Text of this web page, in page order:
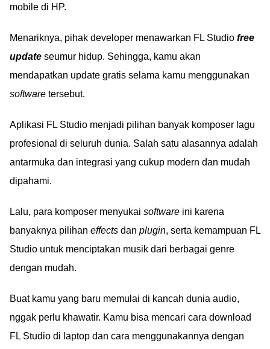
mobile di HP.
Menariknya, pihak developer menawarkan FL Studio free
update seumur hidup. Sehingga, kamu akan
mendapatkan update gratis selama kamu menggunakan
software tersebut.
Aplikasi FL Studio menjadi pilihan banyak komposer lagu
profesional di seluruh dunia. Salah satu alasannya adalah
antarmuka dan integrasi yang cukup modern dan mudah
dipahami.
Lalu, para komposer menyukai software ini karena
banyaknya pilihan effects dan plugin, serta kemampuan FL
Studio untuk menciptakan musik dari berbagai genre
dengan mudah.
Buat kamu yang baru memulai di kancah dunia audio,
nggak perlu khawatir. Kamu bisa mencari cara download
FL Studio di laptop dan cara menggunakannya dengan